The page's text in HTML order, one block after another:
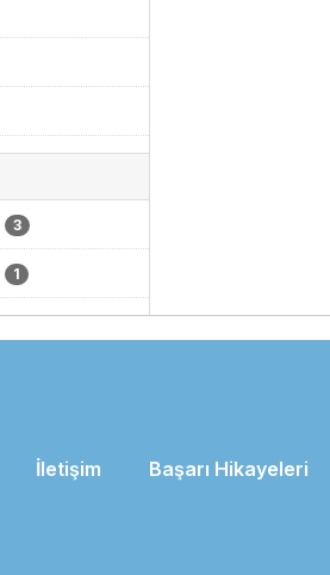
3
1
İletişim Başarı Hikayeleri